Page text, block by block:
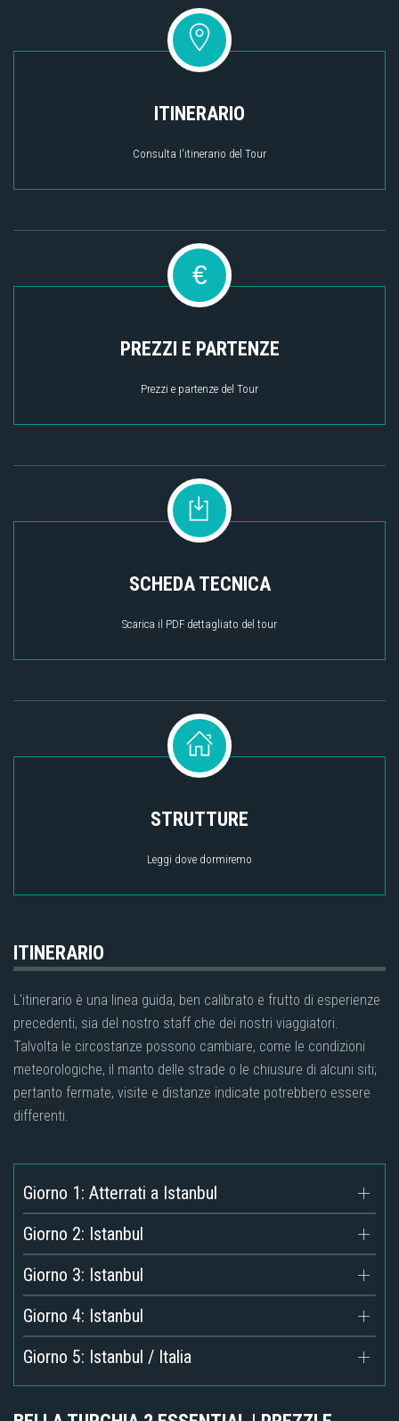
ITINERARIO
Consulta I'itinerario del Tour
€
PREZZI E PARTENZE
Prezzi e partenze del Tour
SCHEDA TECNICA
Scarica il PDF dettagliato del tour
STRUTTURE
Leggi dove dormiremo
ITINERARIO
L'itinerario è una linea guida, ben calibrato e frutto di esperienze
precedenti, sia del nostro staff che dei nostri viaggiatori.
Talvolta le circostanze possono cambiare, come le condizioni
meteorologiche, il manto delle strade o le chiusure di alcuni siti;
pertanto fermate, visite e distanze indicate potrebbero essere
differenti.
Giorno 1: Atterrati a Istanbul
Giorno 2: Istanbul
Giorno 3: Istanbul
Giorno 4: Istanbul
Giorno 5: Istanbul / Italia